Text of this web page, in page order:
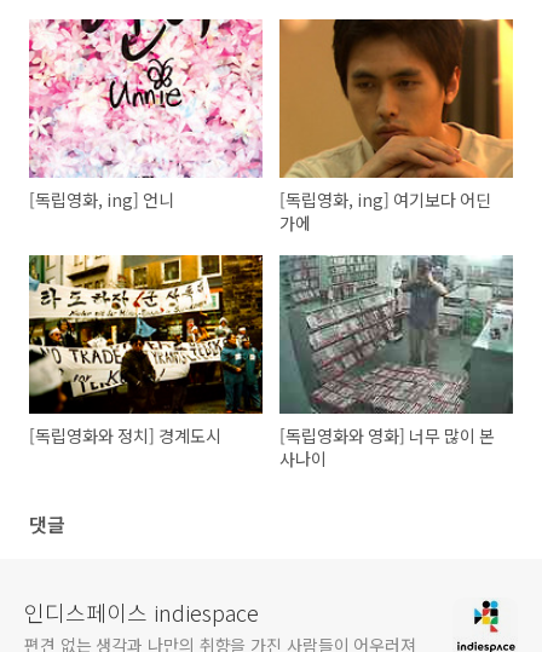
[독립영화, ing] 언니
[독립영화, ing] 여기보다 어딘
가에
[독립영화와 정치] 경계도시
[독립영화와 영화] 너무 많이 본
사나이
댓글
인디스페이스 indiespace
편견 없는 생각과 나만의 취향을 가진 사람들이 어우러져